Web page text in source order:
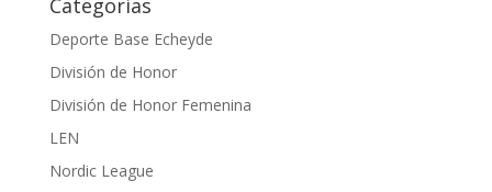
Categorías
Deporte Base Echeyde
División de Honor
División de Honor Femenina
LEN
Nordic League